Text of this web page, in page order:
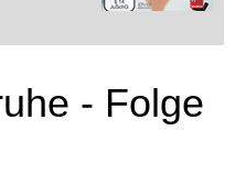
- Folge